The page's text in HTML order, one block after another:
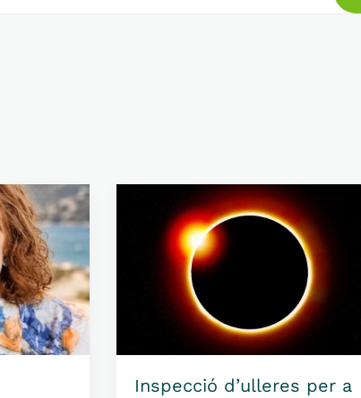
Inspecció d’ulleres per a